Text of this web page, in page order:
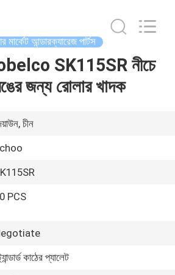
মার্কেট আন্ডারক্যারেজ পার্টস
SK115SR নীচে
জন্য রোলার খাদক
চীন
PCS
কাঠের প্যালেট